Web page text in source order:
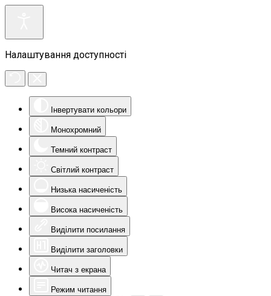
Налаштування доступності
Інвертувати кольори
Монохромний
Темний контраст
Світлий контраст
Низька насиченість
Висока насиченість
Виділити посилання
Виділити заголовки
Читач з екрана
Режим читання